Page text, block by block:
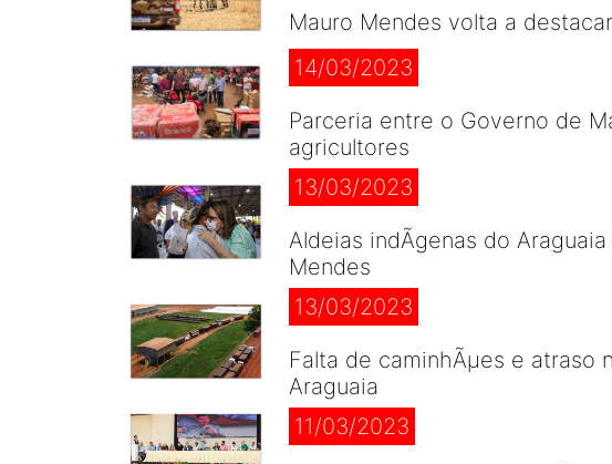
Mauro Mendes volta a
14/03/2023
Parceria entre o Governo de
agricultores
13/03/2023
Aldeias indÃ­genas do
Mendes
13/03/2023
Falta de caminhÃµes e atraso
Araguaia
11/03/2023